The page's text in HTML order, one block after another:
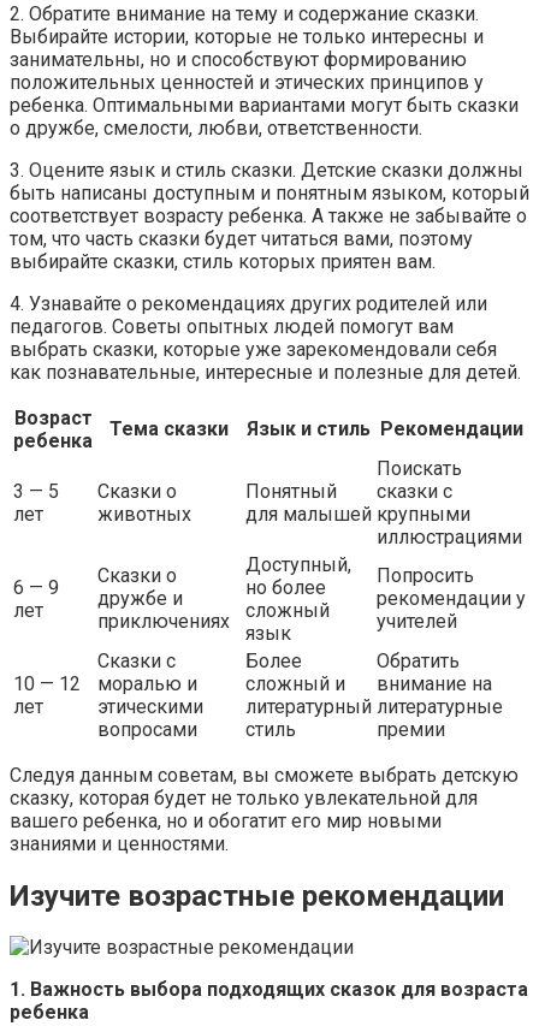
2. Обратите внимание на тему и содержание сказки.
Выбирайте истории, которые не только интересны и
занимательны, но и способствуют формированию
положительных ценностей и этических принципов у
ребенка. Оптимальными вариантами могут быть сказки
о дружбе, смелости, любви, ответственности.
3. Оцените язык и стиль сказки. Детские сказки должны
быть написаны доступным и понятным языком, который
соответствует возрасту ребенка. А также не забывайте о
том, что часть сказки будет читаться вами, поэтому
выбирайте сказки, стиль которых приятен вам.
4. Узнавайте о рекомендациях других родителей или
педагогов. Советы опытных людей помогут вам
выбрать сказки, которые уже зарекомендовали себя
как познавательные, интересные и полезные для детей.
Возраст
ребенка
Тема сказки Язык и стиль Рекомендации
3 — 5
лет
Сказки о
животных
Понятный
для малышей
Поискать
сказки с
крупными
иллюстрациями
6 — 9
лет
Сказки о
дружбе и
приключениях
Доступный,
но более
сложный
язык
Попросить
рекомендации у
учителей
10 — 12
лет
Сказки с
моралью и
этическими
вопросами
Более
сложный и
литературный
стиль
Обратить
внимание на
литературные
премии
Следуя данным советам, вы сможете выбрать детскую
сказку, которая будет не только увлекательной для
вашего ребенка, но и обогатит его мир новыми
знаниями и ценностями.
Изучите возрастные рекомендации
1. Важность выбора подходящих сказок для возраста
ребенка